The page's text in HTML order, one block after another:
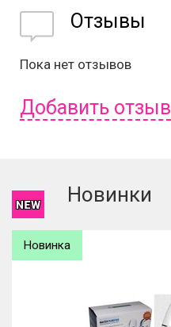
Отзывы
Пока нет отзывов
Добавить отзыв
Новинки
Новинка